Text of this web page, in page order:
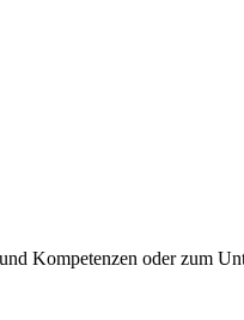
Kompetenzen oder zum